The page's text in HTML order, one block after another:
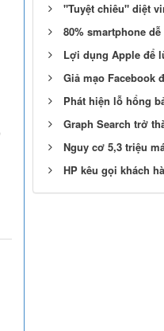
"Tuyệt chiêu" diệt
80% smartphone
Lợi dụng Apple để
Giả mạo Facebook
Phát hiện lỗ hổng
Graph Search trở
Nguy cơ 5,3 triệu
HP kêu gọi khách